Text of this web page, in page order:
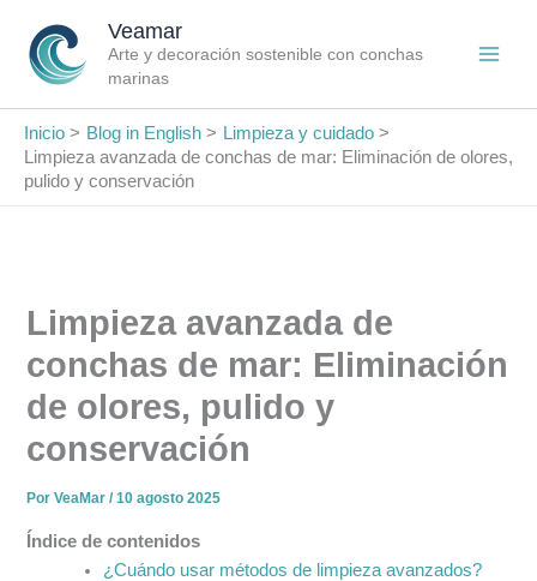
contenido
Veamar
Arte y decoración sostenible con conchas
marinas
Inicio Blog in English
Limpieza y cuidado
Limpieza avanzada de conchas de mar: Eliminación de olores,
pulido y conservación
Limpieza avanzada de
conchas de mar: Eliminación
de olores, pulido y
conservación
PorVeaMar/10 agosto 2025
Índice de contenidos
¿Cuándo usar métodos de limpieza avanzados?